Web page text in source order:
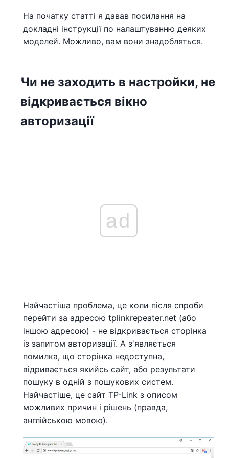
На початку статті я давав посилання на
докладні інструкції по налаштуванню деяких
моделей. Можливо, вам вони знадобляться.
Чи не заходить в настройки, не
відкривається вікно
авторизації
ad
Найчастіша проблема, це коли після спроби
перейти за адресою tplinkrepeater.net (або
іншою адресою) - не відкривається сторінка
із запитом авторизації. А з'являється
помилка, що сторінка недоступна,
відривається якийсь сайт, або результати
пошуку в одній з пошукових систем.
Найчастіше, це сайт TP-Link з описом
можливих причин і рішень (правда,
англійською мовою).